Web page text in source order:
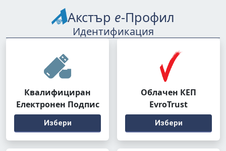
Акстър е-Профил
Идентификация
Квалифициран
Електронен Подпис
Избери
Облачен КЕП
EvroTrust
Избери